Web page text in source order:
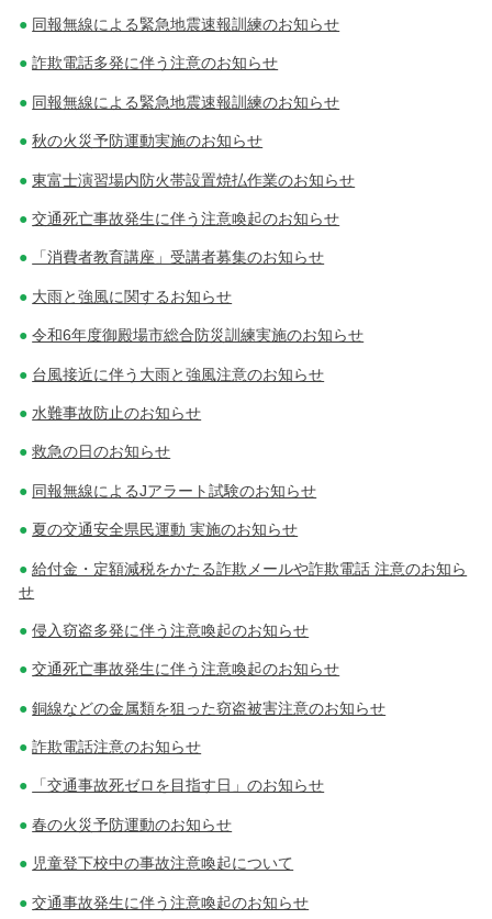
同報無線による緊急地震速報訓練のお知らせ
詐欺電話多発に伴う注意のお知らせ
同報無線による緊急地震速報訓練のお知らせ
秋の火災予防運動実施のお知らせ
東富士演習場内防火帯設置焼払作業のお知らせ
交通死亡事故発生に伴う注意喚起のお知らせ
「消費者教育講座」受講者募集のお知らせ
大雨と強風に関するお知らせ
令和6年度御殿場市総合防災訓練実施のお知らせ
台風接近に伴う大雨と強風注意のお知らせ
水難事故防止のお知らせ
救急の日のお知らせ
同報無線によるJアラート試験のお知らせ
夏の交通安全県民運動 実施のお知らせ
給付金・定額減税をかたる詐欺メールや詐欺電話 注意のお知ら
せ
侵入窃盗多発に伴う注意喚起のお知らせ
交通死亡事故発生に伴う注意喚起のお知らせ
銅線などの金属類を狙った窃盗被害注意のお知らせ
詐欺電話注意のお知らせ
「交通事故死ゼロを目指す日」のお知らせ
春の火災予防運動のお知らせ
児童登下校中の事故注意喚起について
交通事故発生に伴う注意喚起のお知らせ